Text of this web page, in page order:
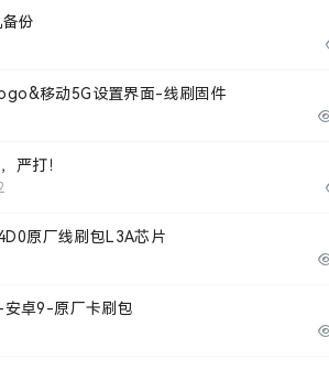
份
移动5G设置界面-线刷固件
严打！
原厂线刷包L3A芯片
卓9-原厂卡刷包